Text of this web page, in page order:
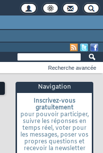
Navigation
Inscrivez-vous
gratuitement
pour pouvoir participer,
suivre les réponses en
temps réel, voter pour
les messages, poser vos
propres questions et
recevoir la newsletter
Recherche avancée